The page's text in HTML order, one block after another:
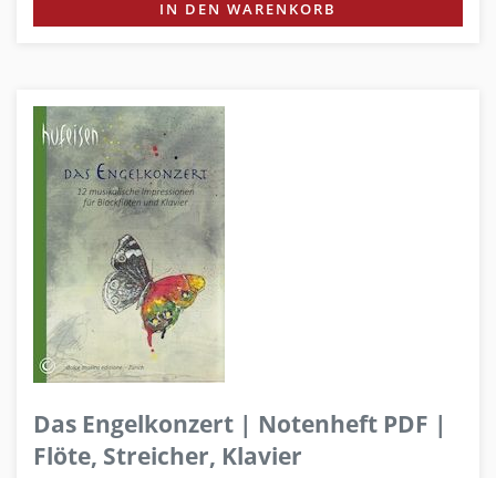
IN DEN WARENKORB
Das Engelkonzert | Notenheft PDF |
Flöte, Streicher, Klavier